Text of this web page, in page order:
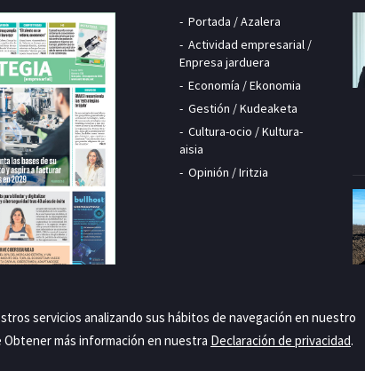
Portada / Azalera
Actividad empresarial /
Enpresa jarduera
Economía / Ekonomia
Gestión / Kudeaketa
Cultura-ocio / Kultura-
aisia
Opinión / Iritzia
servicios analizando sus hábitos de navegación en nuestro
más información en nuestra Declaración de privacidad.